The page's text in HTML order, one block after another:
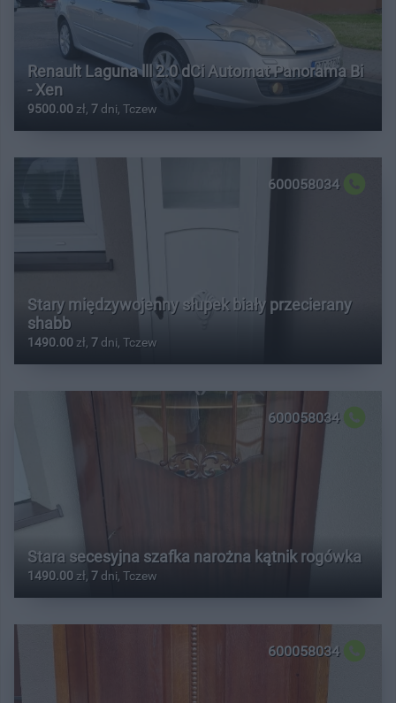
Renault Laguna lll 2.0 dCi Automat Panorama Bi
- Xen
9500.00 zł, 7 dni, Tczew
600058034
Stary międzywojenny słupek biały przecierany
shabb
1490.00 zł, 7 dni, Tczew
600058034
Stara secesyjna szafka narożna kątnik rogówka
1490.00 zł, 7 dni, Tczew
600058034